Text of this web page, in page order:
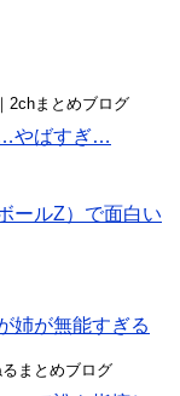
2chまとめブログ
…やばすぎ…
ールZ）で面白い
姉が無能すぎる
まとめブログ